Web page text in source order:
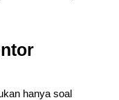
hanya soal